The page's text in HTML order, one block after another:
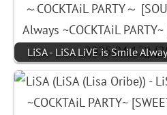
LiSA - LiSA LiVE is Smile